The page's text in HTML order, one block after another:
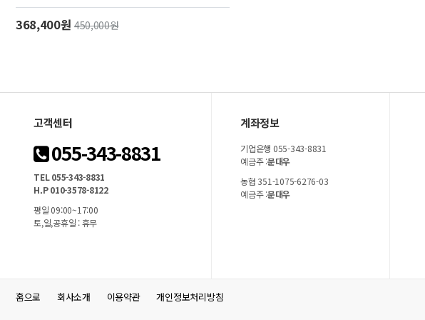
368,400원450,000원
고객센터
055-343-8831
TEL 055-343-8831
H.P 010-3578-8122
평일 09:00~17:00
토,일,공휴일 : 휴무
계좌정보
기업은행 055-343-8831
예금주 :문대우
농협 351-1075-6276-03
예금주 :문대우
홈으로 회사소개 이용약관 개인정보처리방침